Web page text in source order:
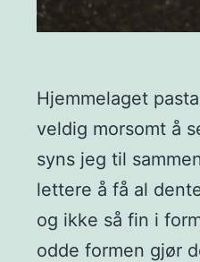
Hjemmelaget
veldig morsomt å
syns jeg til
lettere å få al
og ikke så fin i
odde formen gjør